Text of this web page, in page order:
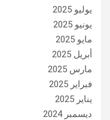
يوليو 2025
يونيو 2025
مايو 2025
أبريل 2025
مارس 2025
فبراير 2025
يناير 2025
ديسمبر 2024